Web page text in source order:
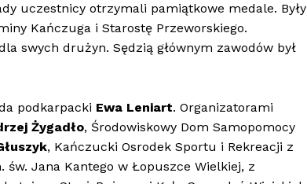
uczestnicy otrzymali pamiątkowe medale. Były
Kańczuga i Starostę Przeworskiego.
swych drużyn. Sędzią głównym zawodów był
podkarpacki Ewa Leniart. Organizatorami
Żygadło, Środowiskowy Dom Samopomocy
, Kańczucki Osrodek Sportu i Rekreacji z
Jana Kantego w Łopuszce Wielkiej, z